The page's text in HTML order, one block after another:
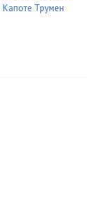
Капоте Трумен